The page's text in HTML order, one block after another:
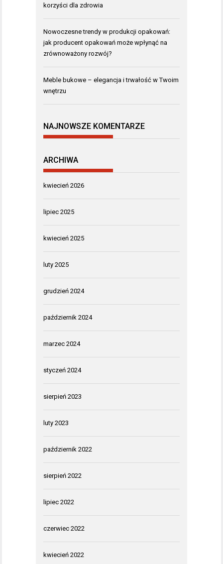
korzyści dla zdrowia
Nowoczesne trendy w produkcji opakowań:
jak producent opakowań może wpłynąć na
zrównoważony rozwój?
Meble bukowe – elegancja i trwałość w Twoim
wnętrzu
NAJNOWSZE KOMENTARZE
ARCHIWA
kwiecień 2026
lipiec 2025
kwiecień 2025
luty 2025
grudzień 2024
październik 2024
marzec 2024
styczeń 2024
sierpień 2023
luty 2023
październik 2022
sierpień 2022
lipiec 2022
czerwiec 2022
kwiecień 2022